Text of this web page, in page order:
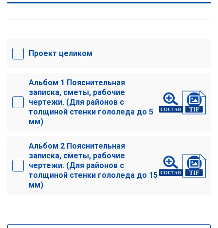
Проект целиком
Альбом 1 Пояснительная
записка, сметы, рабочие
чертежи. (Для районов с
толщиной стенки гололеда до 5
мм)
Альбом 2 Пояснительная
записка, сметы, рабочие
чертежи. (Для районов с
толщиной стенки гололеда до 15
мм)